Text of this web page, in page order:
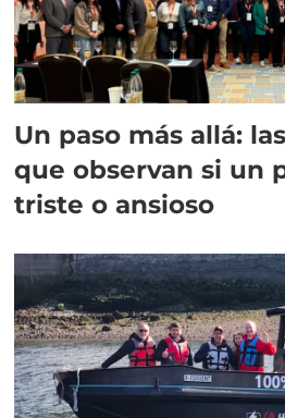
Un paso más allá:
que observan si un
triste o ansioso